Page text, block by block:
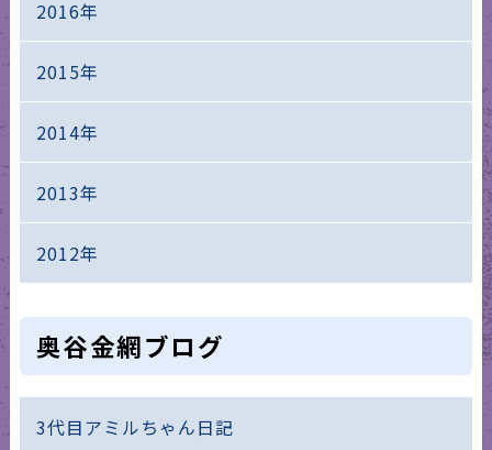
2016年
2015年
2014年
2013年
2012年
奥谷金網ブログ
3代目アミルちゃん日記